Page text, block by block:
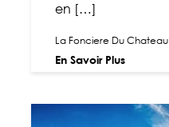
en […]
La Fonciere Du Chateau
En Savoir Plus